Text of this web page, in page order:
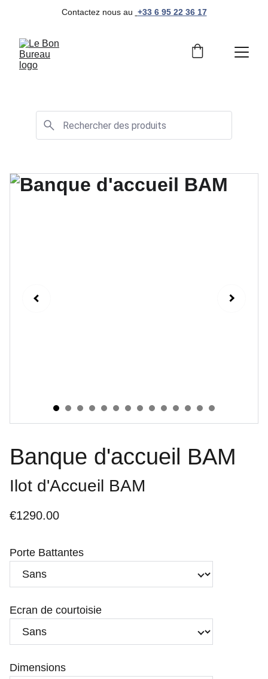
Contactez nous au +33 6 95 22 36 17
Banque d'accueil BAM
Ilot d'Accueil BAM
€1290.00
Porte Battantes
Ecran de courtoisie
Dimensions